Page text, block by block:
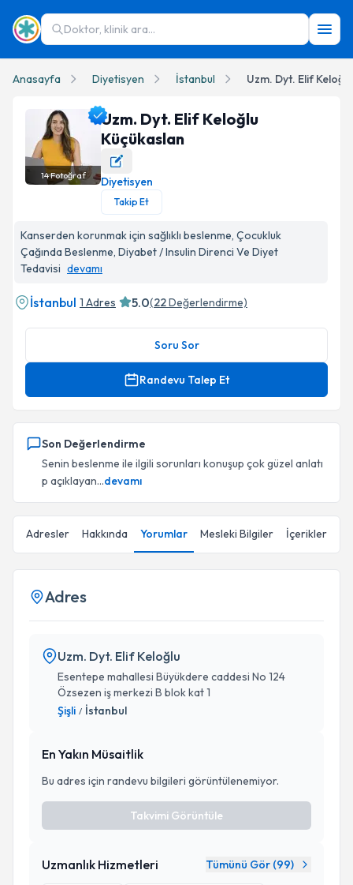
Doktor, klinik ara...
Anasayfa Diyetisyen İstanbul Uzm. Dyt. Elif
Uzm. Dyt. Elif Keloğlu Küçükaslan Profil Fotoğrafı
14Fotoğraf
Uzm. Dyt. Elif Keloğlu
Küçükaslan
Diyetisyen
Takip Et
Kanserden korunmak için sağlıklı beslenme, Çocukluk
Çağında Beslenme, Diyabet / Insulin Direnci Ve Diyet
Tedavisi devamı
İstanbul 1 Adres 5.0(22Değerlendirme)
Soru Sor
Randevu Talep Et
Son Değerlendirme
Senin beslenme ile ilgili sorunları konuşup çok güzel anlatı
p açıklayan...devamı
Adresler Hakkında Yorumlar Mesleki Bilgiler İçerikler
Adres
Uzm. Dyt. Elif Keloğlu
Esentepe mahallesi Büyükdere caddesi No 124
Özsezen iş merkezi B blok kat 1
Şişli / İstanbul
En Yakın Müsaitlik
Bu adres için randevu bilgileri görüntülenemiyor.
Takvimi Görüntüle
Uzmanlık Hizmetleri Tümünü Gör (99)